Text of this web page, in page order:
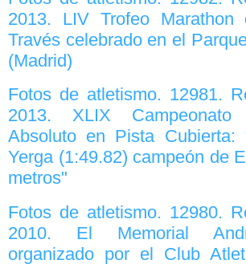
2013. LIV Trofeo
Través celebrado en el
(Madrid)
Fotos de atletismo. 12981.
2013. XLIX
Absoluto en Pista Cubierta:
Yerga (1:49.82) campeón de
metros"
Fotos de atletismo. 12980.
2010. El Memorial
organizado por el Club